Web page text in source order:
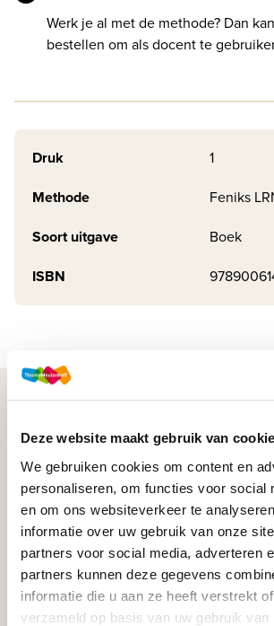
Deze website maakt gebruik van
We gebruiken cookies om content en
personaliseren, om functies voor social
en om ons websiteverkeer te
informatie over uw gebruik van onze
partners voor social media, adverteren
partners kunnen deze gegevens
informatie die u aan ze heeft verstrekt
verzameld op basis van uw gebruik van
Werk je al met de methode? Dan
bestellen om als docent te
Druk
1
Methode
Feniks
Soort uitgave
Boek
ISBN
033-4483000
Maandag t/m vrijdag | 08.00 - 17.00 uur
Klantenservice